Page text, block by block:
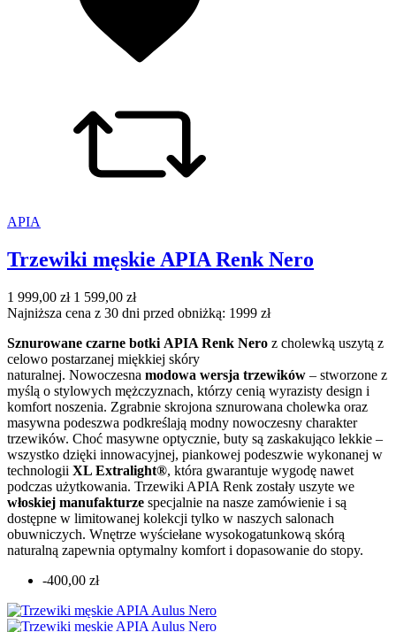
APIA
Trzewiki męskie APIA Renk Nero
1 999,00 zł 1 599,00 zł
Najniższa cena z 30 dni przed obniżką: 1999 zł
Sznurowane czarne botki APIA Renk Nero z cholewką uszytą z
celowo postarzanej miękkiej skóry
naturalnej. Nowoczesna modowa wersja trzewików – stworzone z
myślą o stylowych mężczyznach, którzy cenią wyrazisty design i
komfort noszenia. Zgrabnie skrojona sznurowana cholewka oraz
masywna podeszwa podkreślają modny nowoczesny charakter
trzewików. Choć masywne optycznie, buty są zaskakująco lekkie –
wszystko dzięki innowacyjnej, piankowej podeszwie wykonanej w
technologii XL Extralight®, która gwarantuje wygodę nawet
podczas użytkowania. Trzewiki APIA Renk zostały uszyte we
włoskiej manufakturze specjalnie na nasze zamówienie i są
dostępne w limitowanej kolekcji tylko w naszych salonach
obuwniczych. Wnętrze wyściełane wysokogatunkową skórą
naturalną zapewnia optymalny komfort i dopasowanie do stopy.
-400,00 zł